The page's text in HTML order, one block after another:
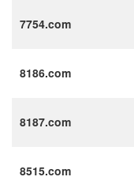
7754.com
8186.com
8187.com
8515.com